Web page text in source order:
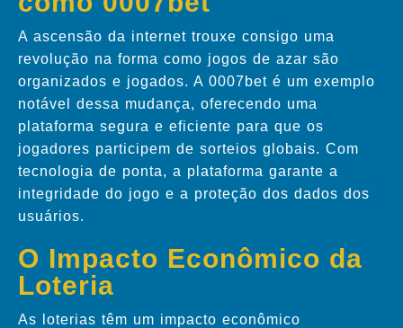
A ascensão da internet trouxe consigo uma
revolução na forma como jogos de azar são
organizados e jogados. A 0007bet é um exemplo
notável dessa mudança, oferecendo uma
plataforma segura e eficiente para que os
jogadores participem de sorteios globais. Com
tecnologia de ponta, a plataforma garante a
integridade do jogo e a proteção dos dados dos
usuários.
O Impacto Econômico da
Loteria
As loterias têm um impacto econômico